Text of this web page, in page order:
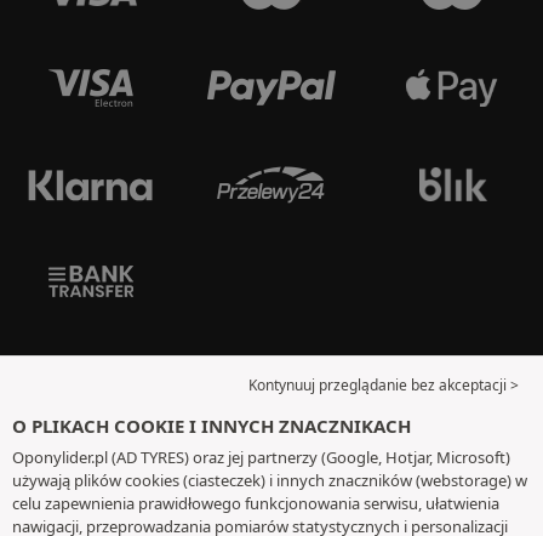
Kontynuuj przeglądanie bez akceptacji >
O PLIKACH COOKIE I INNYCH ZNACZNIKACH
Oponylider.pl (AD TYRES) oraz jej partnerzy (Google, Hotjar, Microsoft)
używają plików cookies (ciasteczek) i innych znaczników (webstorage) w
celu zapewnienia prawidłowego funkcjonowania serwisu, ułatwienia
nawigacji, przeprowadzania pomiarów statystycznych i personalizacji